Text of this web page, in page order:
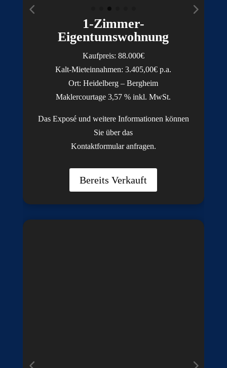
1-Zimmer-
Eigentumswohnung
Kaufpreis: 88.000€
Kalt-Mieteinnahmen: 3.405,00€ p.a.
Ort: Heidelberg – Bergheim
Maklercourtage 3,57 % inkl. MwSt.
Das Exposé und weitere Informationen können
Sie über das
Kontaktformular anfragen.
Bereits Verkauft